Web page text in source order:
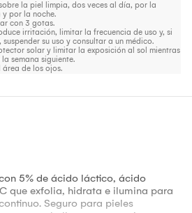
la piel limpia, dos veces al día, por la
y por la noche.
con 3 gotas.
irritación, limitar la frecuencia de uso y, si
suspender su uso y consultar a un médico.
solar y limitar la exposición al sol mientras
la semana siguiente.
área de los ojos.
5% de ácido láctico, ácido
que exfolia, hidrata e ilumina para
Seguro para pieles